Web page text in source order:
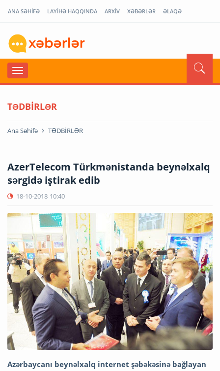
ANA SƏHİFƏ LAYİHƏ HAQQINDA ARXİV XƏBƏRLƏR ƏLAQƏ
TƏDBİRLƏR
Ana Səhifə TƏDBİRLƏR
AzerTelecom Türkmənistanda beynəlxalq
sərgidə iştirak edib
18-10-2018 10:40
Azərbaycanı beynəlxalq internet şəbəkəsinə bağlayan